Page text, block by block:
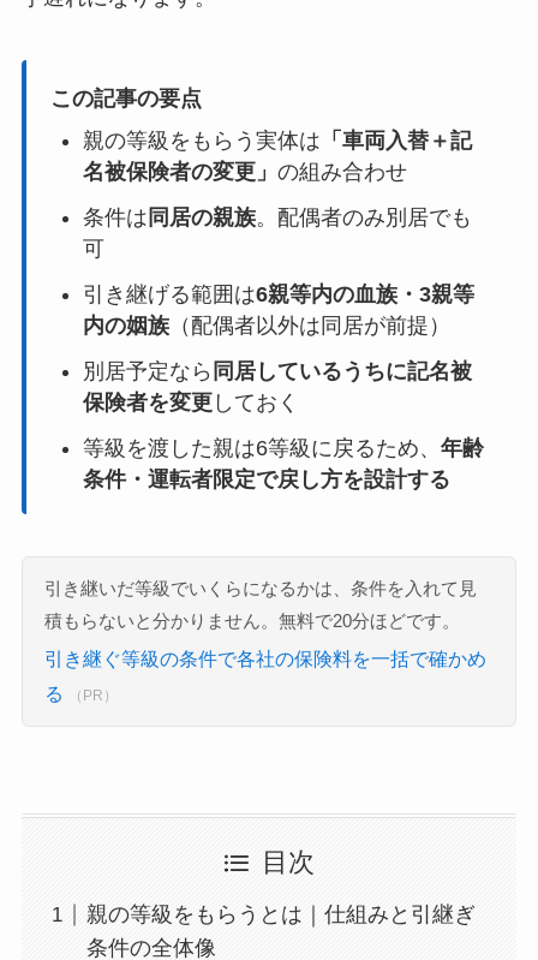
この記事の要点
親の等級をもらう実体は 「車両入替＋記
名被保険者の変更」 の組み合わせ
条件は 同居の親族。配偶者のみ別居でも
可
引き継げる範囲は6親等内の血族・3親等
内の姻族（配偶者以外は同居が前提）
別居予定なら 同居しているうちに記名被
保険者を変更しておく
等級を渡した親は6等級に戻るため、 年齢
条件・運転者限定で戻し方を設計する
引き継いだ等級でいくらになるかは、条件を入れて見
積もらないと分かりません。無料で20分ほどです。
引き継ぐ等級の条件で各社の保険料を一括で確かめ
る
（PR）
目次
親の等級をもらうとは｜仕組みと引継ぎ
条件の全体像